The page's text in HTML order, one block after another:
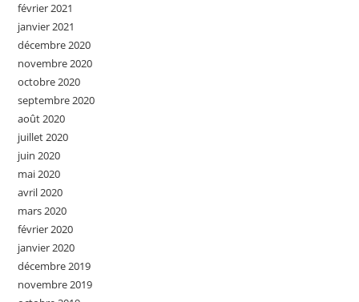
février 2021
janvier 2021
décembre 2020
novembre 2020
octobre 2020
septembre 2020
août 2020
juillet 2020
juin 2020
mai 2020
avril 2020
mars 2020
février 2020
janvier 2020
décembre 2019
novembre 2019